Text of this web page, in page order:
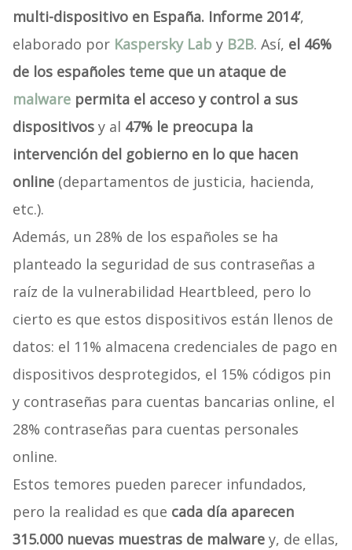
multi-dispositivo en España. Informe 2014’,
elaborado por Kaspersky Laby B2B. Así, el 46%
de los españoles teme que un ataque de
malwarepermita el acceso y control a sus
dispositivosy al 47% le preocupa la
intervención del gobierno en lo que hacen
online(departamentos de justicia, hacienda,
etc.).
Además, un 28% de los españoles se ha
planteado la seguridad de sus contraseñas a
raíz de la vulnerabilidad Heartbleed, pero lo
cierto es que estos dispositivos están llenos de
datos: el 11% almacena credenciales de pago en
dispositivos desprotegidos, el 15% códigos pin
y contraseñas para cuentas bancarias online, el
28% contraseñas para cuentas personales
online.
Estos temores pueden parecer infundados,
pero la realidad es que cada día aparecen
315.000 nuevas muestras de malwarey, de ellas,